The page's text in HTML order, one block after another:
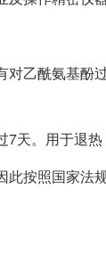
乙酰氨基
天。用于退
按照国家法